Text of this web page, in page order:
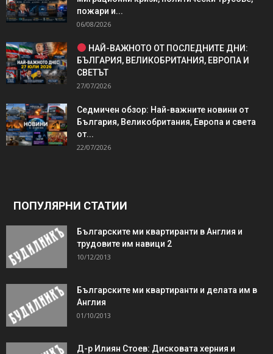
пожари и...
06/08/2026
НАЙ-ВАЖНОТО ОТ ПОСЛЕДНИТЕ ДНИ:
БЪЛГАРИЯ, ВЕЛИКОБРИТАНИЯ, ЕВРОПА И
СВЕТЪТ
27/07/2026
Седмичен обзор: Най-важните новини от
България, Великобритания, Европа и света
от...
22/07/2026
ПОПУЛЯРНИ СТАТИИ
Българските ми квартиранти в Англия и
трудовите им навици 2
10/12/2013
Българските ми квартиранти и делата им в
Англия
01/10/2013
Д-р Илиян Стоев: Дисковата херния и